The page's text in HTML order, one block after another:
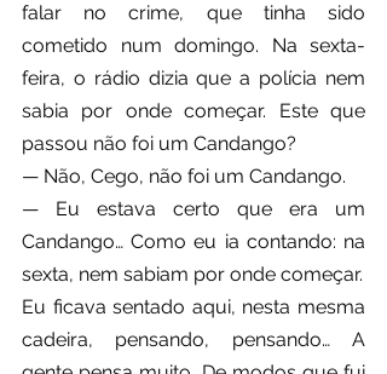
falar no crime, que tinha sido
cometido num domingo. Na sexta-
feira, o rádio dizia que a polícia nem
sabia por onde começar. Este que
passou não foi um Candango?
— Não, Cego, não foi um Candango.
— Eu estava certo que era um
Candango… Como eu ia contando: na
sexta, nem sabiam por onde começar.
Eu ficava sentado aqui, nesta mesma
cadeira, pensando, pensando… A